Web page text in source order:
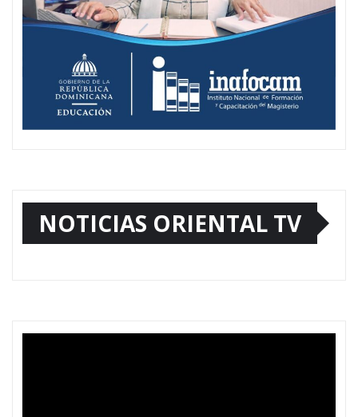
NOTICIAS ORIENTAL TV